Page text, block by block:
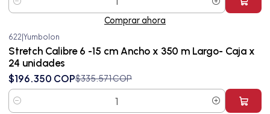
Cantidad
Comprar ahora
-41%OFF
622|Yumbolon
Stretch Calibre 6 -15 cm Ancho x 350 m Largo- Caja x
24 unidades
$196.350 COP$335.571 COP
Cantidad